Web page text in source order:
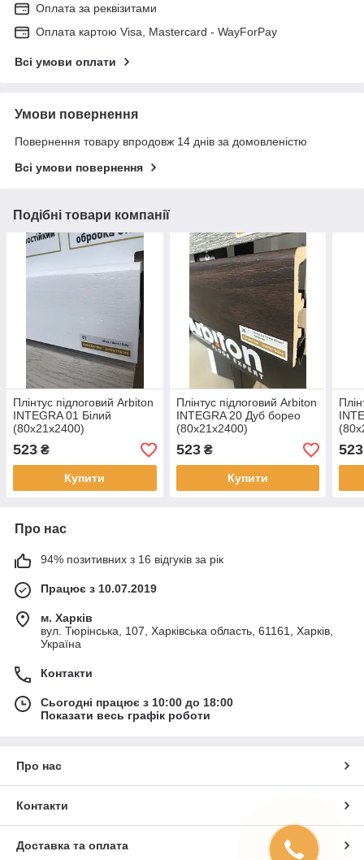
Оплата за реквізитами
Оплата картою Visa, Mastercard - WayForPay
Всі умови оплати
Умови повернення
Повернення товару впродовж 14 днів за домовленістю
Всі умови повернення
Подібні товари компанії
Плінтус підлоговий Arbiton
INTEGRA 01 Білий
(80x21x2400)
523 ₴
Купити
Плінтус підлоговий Arbiton
INTEGRA 20 Дуб борео
(80x21x2400)
523₴
Купити
523
Про нас
94% позитивних з 16 відгуків за рік
Працює з 10.07.2019
м. Харків
вул. Тюрінська, 107, Харківська область, 61161, Харків,
Україна
Контакти
Сьогодні працює з 10:00 до 18:00
Показати весь графік роботи
Про нас
Контакти
Доставка та оплата